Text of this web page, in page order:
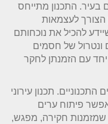
בעיר. התכנון מתייחס
הצורך לעצמאות
להכיל את נוכחותם
של חסמים
עם הזמנתן לחקר
תכנון עירוני
פיתוח ערים
שמזמנות חקירה, מפגש,